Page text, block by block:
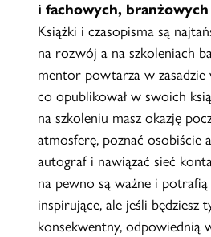
i fachowych, branżowych
Książki i czasopisma są
na rozwój a na szkoleniach
mentor powtarza w zasadzie
co opublikował w swoich
na szkoleniu masz okazję
atmosferę, poznać osobiście
autograf i nawiązać sieć
na pewno są ważne i
inspirujące, ale jeśli będziesz
konsekwentny, odpowiednią